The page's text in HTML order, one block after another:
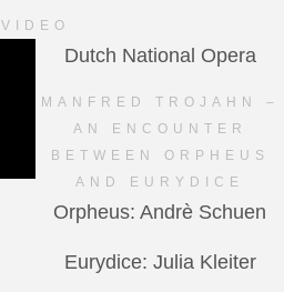
VIDEO
Dutch National Opera
MANFRED TROJAHN –
AN ENCOUNTER
BETWEEN ORPHEUS
AND EURYDICE
Orpheus: Andrè Schuen
Eurydice: Julia Kleiter